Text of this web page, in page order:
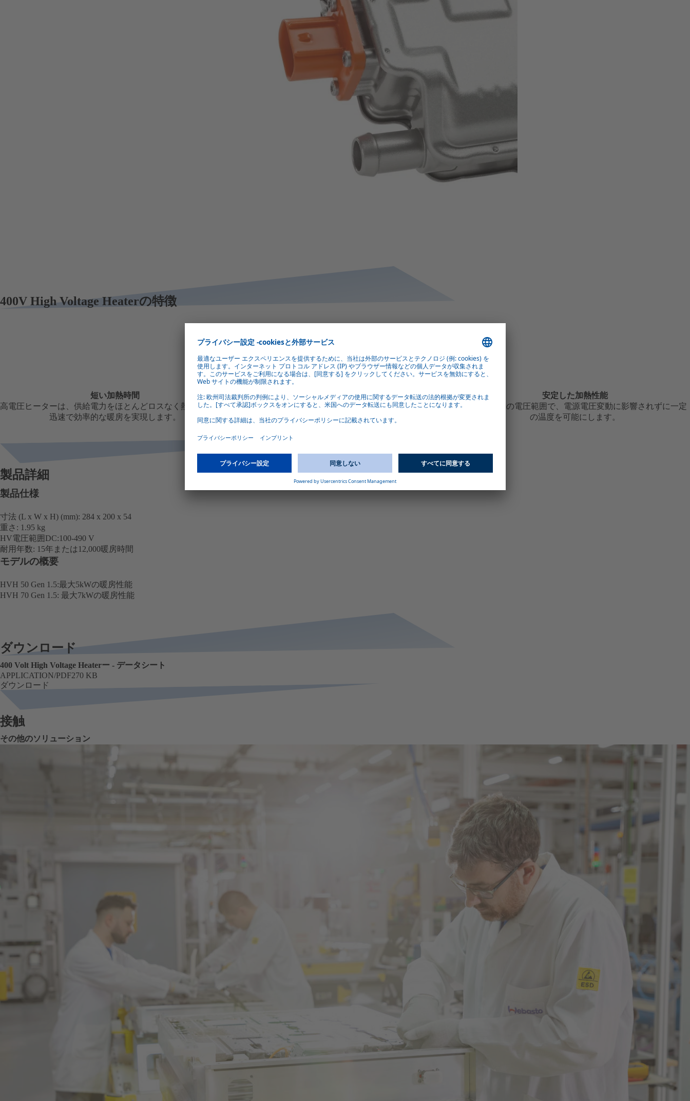
400V High Voltage Heaterの特徴
短い加熱時間
高電圧ヒーターは、供給電力をほとんどロスなく熱に変換し、
迅速で効率的な暖房を実現します。
コンパクトで多用途
コンパクトな搭載スペースの要件により、当社の高電圧ヒータ
ーはあらゆる車両にシームレスに搭載できます。
リとさまざまな認証を提供しています。
安定した加熱性能
100〜490 V の電圧範囲で、電源電圧変動に影響されずに一定
の温度を可能にします。
製品詳細
製品仕様
寸法 (L x W x H) (mm): 284 x 200 x 54
重さ: 1.95 kg
HV電圧範囲DC:100-490 V
耐用年数: 15年または12,000暖房時間
モデルの概要
HVH 50 Gen 1.5:最大5kWの暖房性能
HVH 70 Gen 1.5: 最大7kWの暖房性能
ダウンロード
400 Volt High Voltage Heaterー - データシート
サイズ
270 KB
フォーマット
APPLICATION/PDF
ダウンロード
接触
その他のソリューション